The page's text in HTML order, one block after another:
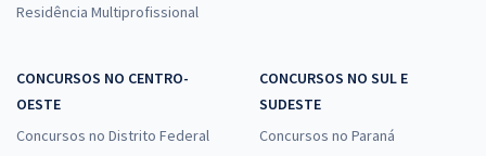
Residência Multiprofissional
CONCURSOS NO CENTRO-
OESTE
Concursos no Distrito Federal
CONCURSOS NO SUL E
SUDESTE
Concursos no Paraná